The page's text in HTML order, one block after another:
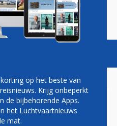
Vacatures
op het beste van
Krijg onbeperkt
de bijbehorende Apps.
het Luchtvaartnieuws
mat.